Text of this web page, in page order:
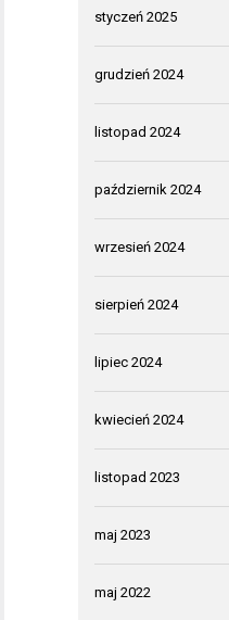
styczeń 2025
grudzień 2024
listopad 2024
październik 2024
wrzesień 2024
sierpień 2024
lipiec 2024
kwiecień 2024
listopad 2023
maj 2023
maj 2022